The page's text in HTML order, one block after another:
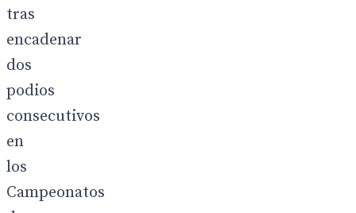
tras
encadenar
dos
podios
consecutivos
en
los
Campeonatos